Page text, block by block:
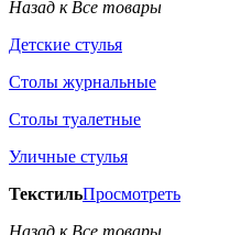
Назад к Все товары
Детские стулья
Столы журнальные
Столы туалетные
Уличные стулья
ТекстильПросмотреть
Назад к Все товары